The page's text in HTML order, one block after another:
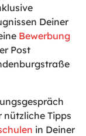
Deiner
Bewerbung
Post
nützliche Tipps
in Deiner